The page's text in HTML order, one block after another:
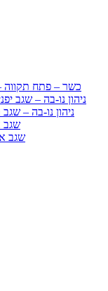
SEGEV DINER – כשר – פתח תקווה
ניהון נו-בה – שגב
ניהון נו-בה –
שגב
שגב